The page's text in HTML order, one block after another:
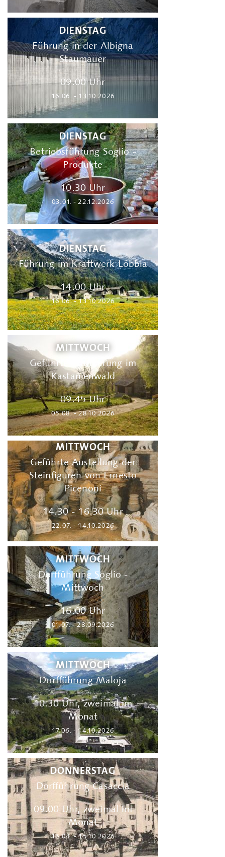
DIENSTAG
Führung in der Albigna
Staumauer
09.00 Uhr
16.06. - 13.10.2026
DIENSTAG
Betriebsführung Soglio -
Produkte
10.30 Uhr
03.01. - 22.12.2026
DIENSTAG
Führung im Kraftwerk Löbbia
14.00 Uhr
16.06. - 13.10.2026
MITTWOCH
Geführte Wanderung im
Kastanienwald
09.45 Uhr
05.08. - 28.10.2026
MITTWOCH
Geführte Austellung der
Steinfiguren von Ernesto
Picenoni
14.30 - 16.30 Uhr
22.07. - 14.10.2026
MITTWOCH
Dorfführung Soglio -
Mittwoch
16.00 Uhr
01.07. - 28.09.2026
MITTWOCH
Dorfführung Maloja
10.30 Uhr, zweimal im
Monat
17.06. - 14.10.2026
DONNERSTAG
Dorfführung Casaccia
09.00 Uhr, zweimal im
Monat
16.04. - 15.10.2026